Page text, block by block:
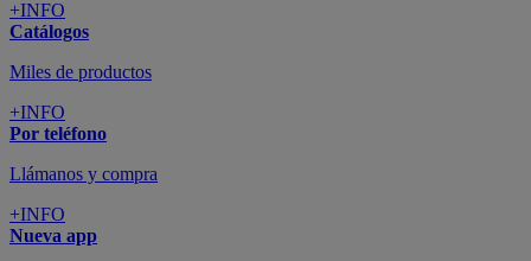
+INFO
Catálogos
Miles de productos
+INFO
Por teléfono
Llámanos y compra
+INFO
Nueva app